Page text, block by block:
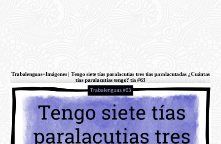
Trabalenguas+Imágenes | Tengo siete tías paralacutias tres tías paralacutadas ¿Cuántas
tías paralacutias tengo? tía #63